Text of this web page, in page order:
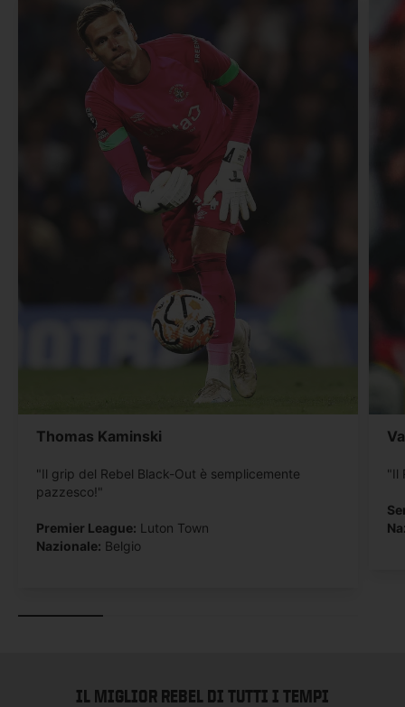
Thomas Kaminski
"Il grip del Rebel Black-Out è semplicemente
pazzesco!"
Premier League: Luton Town
Nazionale: Belgio
"Il
IL MIGLIOR REBEL DI TUTTI I TEMPI